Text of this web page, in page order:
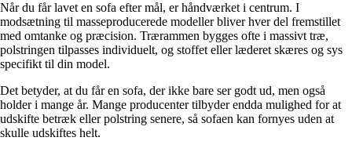
Når du får lavet en sofa efter mål, er håndværket i centrum. I
modsætning til masseproducerede modeller bliver hver del fremstillet
med omtanke og præcision. Trærammen bygges ofte i massivt træ,
polstringen tilpasses individuelt, og stoffet eller læderet skæres og sys
specifikt til din model.
Det betyder, at du får en sofa, der ikke bare ser godt ud, men også
holder i mange år. Mange producenter tilbyder endda mulighed for at
udskifte betræk eller polstring senere, så sofaen kan fornyes uden at
skulle udskiftes helt.